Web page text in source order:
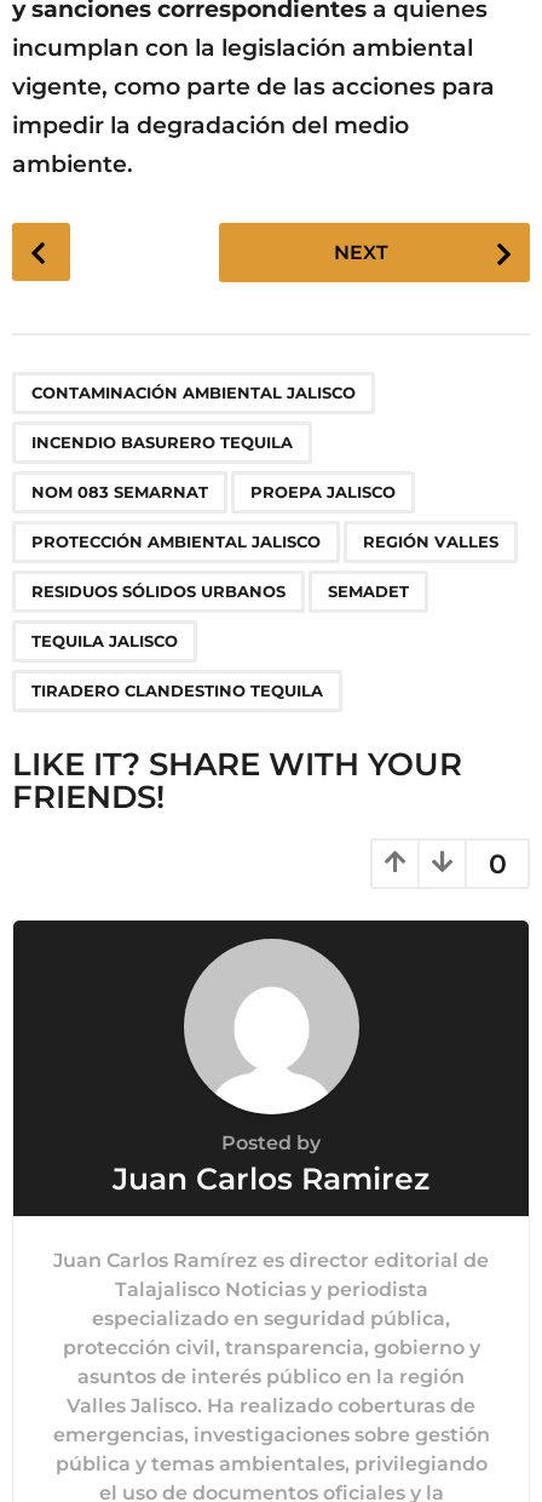
y sanciones correspondientes a quienes
incumplan con la legislación ambiental
vigente, como parte de las acciones para
impedir la degradación del medio
ambiente.
o
NEXT
CONTAMINACIÓN AMBIENTAL JALISCO
INCENDIO BASURERO TEQUILA
NOM 083 SEMARNAT PROEPA JALISCO
PROTECCIÓN AMBIENTAL JALISCO REGIÓN VALLES
RESIDUOS SÓLIDOS URBANOS SEMADET
TEQUILA JALISCO
TIRADERO CLANDESTINO TEQUILA
LIKE IT? SHARE WITH YOUR
FRIENDS!
0
Posted by
Juan Carlos Ramirez
Juan Carlos Ramírez es director editorial de
Talajalisco Noticias y periodista
especializado en seguridad pública,
protección civil, transparencia, gobierno y
asuntos de interés público en la región
Valles Jalisco. Ha realizado coberturas de
emergencias, investigaciones sobre gestión
pública y temas ambientales, privilegiando
el uso de documentos oficiales y la